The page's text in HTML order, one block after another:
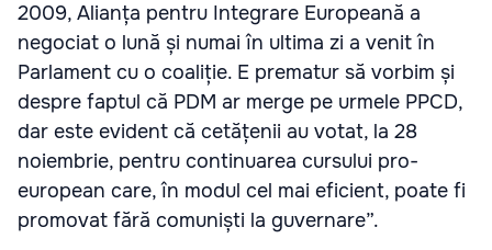
2009, Alianța pentru Integrare Europeană a
negociat o lună și numai în ultima zi a venit în
Parlament cu o coaliție. E prematur să vorbim și
despre faptul că PDM ar merge pe urmele PPCD,
dar este evident că cetățenii au votat, la 28
noiembrie, pentru continuarea cursului pro-
european care, în modul cel mai eficient, poate fi
promovat fără comuniști la guvernare”.